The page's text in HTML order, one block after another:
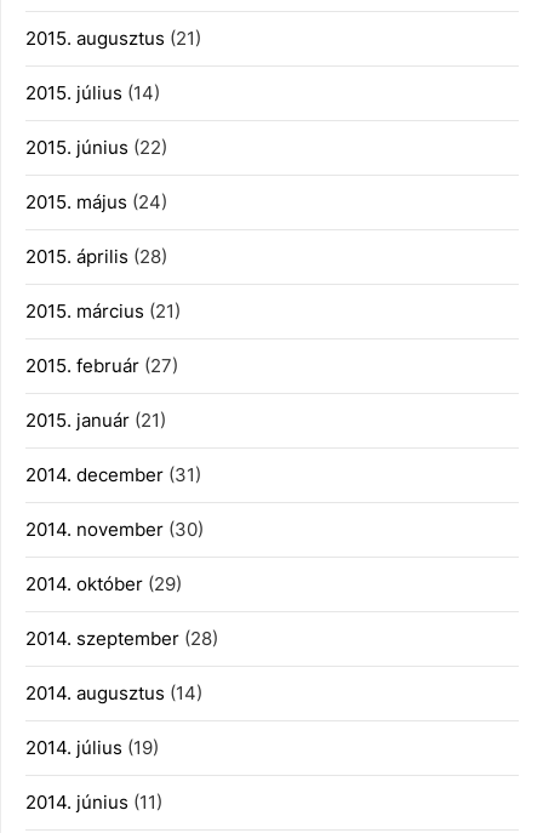
2015. augusztus (21)
2015. július (14)
2015. június (22)
2015. május (24)
2015. április (28)
2015. március (21)
2015. február (27)
2015. január (21)
2014. december (31)
2014. november (30)
2014. október (29)
2014. szeptember (28)
2014. augusztus (14)
2014. július (19)
2014. június (11)